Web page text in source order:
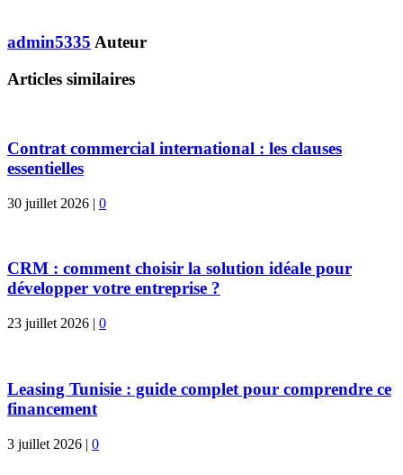
admin5335 Auteur
Articles similaires
Contrat commercial international : les clauses
essentielles
30 juillet 2026 | 0
CRM : comment choisir la solution idéale pour
développer votre entreprise ?
23 juillet 2026 | 0
Leasing Tunisie : guide complet pour comprendre ce
financement
3 juillet 2026 | 0